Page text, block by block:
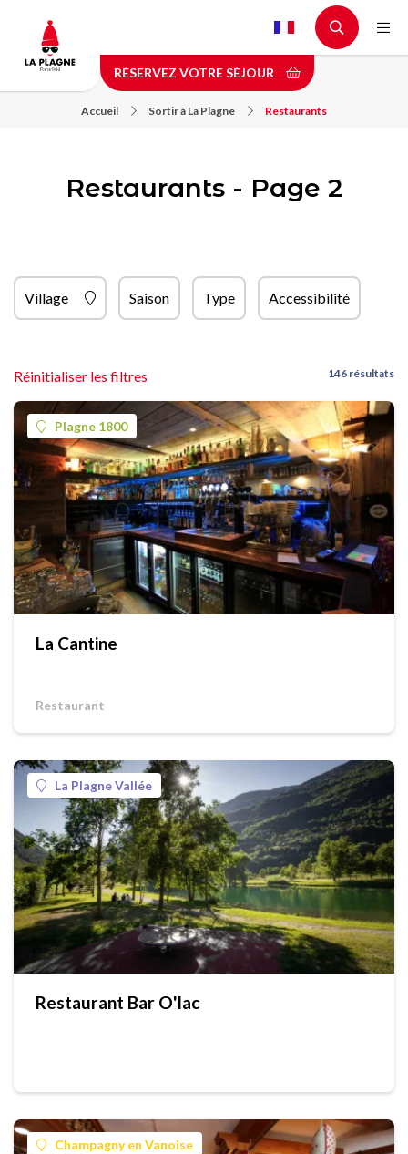
contenu
principal
RÉSERVEZ VOTRE SÉJOUR
Accueil Sortir à La Plagne Restaurants
Restaurants - Page 2
Village Saison Type Accessibilité
Réinitialiser les filtres 146 résultats
Plagne 1800
La Cantine
Restaurant
La Plagne Vallée
Restaurant Bar O'lac
Champagny en Vanoise